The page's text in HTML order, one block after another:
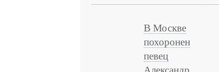
В Москве
похоронен
певец